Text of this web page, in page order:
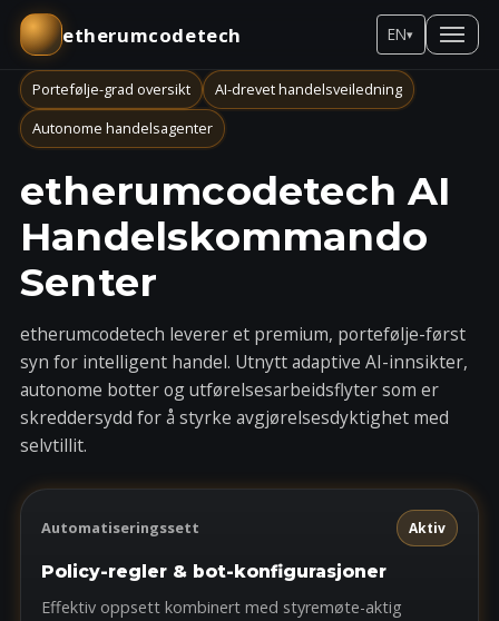
etherumcodetech EN▾
Portefølje-grad oversikt
AI-drevet handelsveiledning
Autonome handelsagenter
etherumcodetech AI
Handelskommando
Senter
etherumcodetech leverer et premium, portefølje-først
syn for intelligent handel. Utnytt adaptive AI-innsikter,
autonome botter og utførelsesarbeidsflyter som er
skreddersydd for å styrke avgjørelsesdyktighet med
selvtillit.
Automatiseringssett Aktiv
Policy-regler & bot-konfigurasjoner
Effektiv oppsett kombinert med styremøte-aktig